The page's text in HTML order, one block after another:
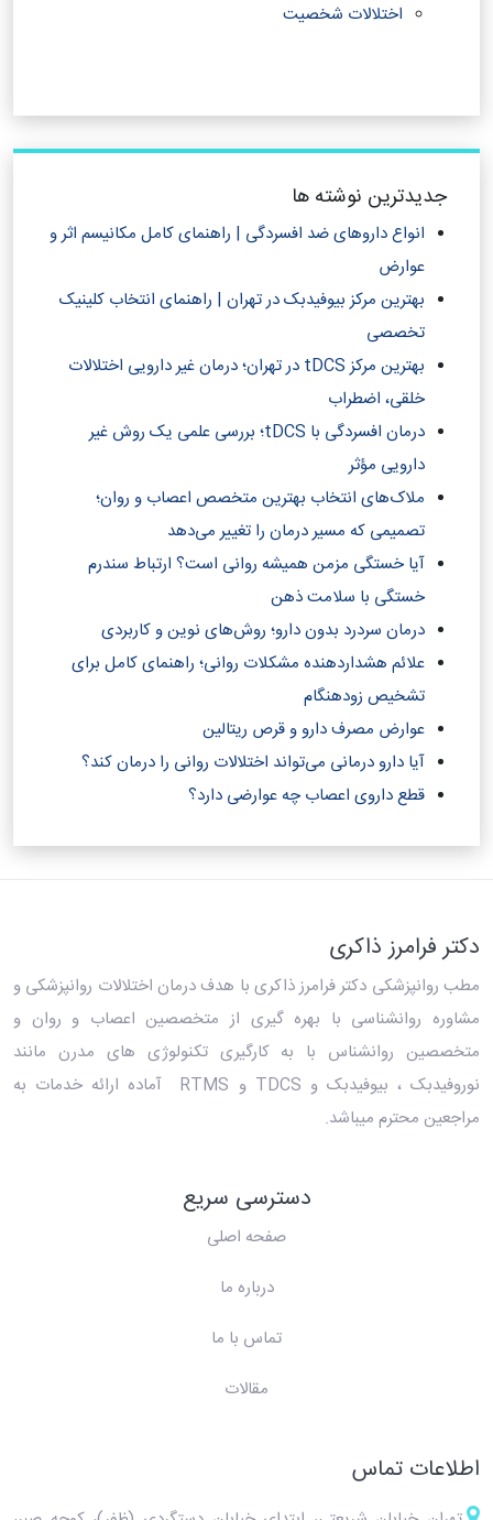
اختلالات شخصیت
جدیدترین نوشته ها
انواع داروهای ضد افسردگی | راهنمای کامل مکانیسم اثر و
عوارض
بهترین مرکز بیوفیدبک در تهران | راهنمای انتخاب کلینیک
تخصصی
بهترین مرکز tDCS در تهران؛ درمان غیر دارویی اختلالات
خلقی، اضطراب
درمان افسردگی با tDCS؛ بررسی علمی یک روش غیر
دارویی مؤثر
ملاک‌های انتخاب بهترین متخصص اعصاب و روان؛
تصمیمی که مسیر درمان را تغییر می‌دهد
آیا خستگی مزمن همیشه روانی است؟ ارتباط سندرم
خستگی با سلامت ذهن
درمان سردرد بدون دارو؛ روش‌های نوین و کاربردی
علائم هشداردهنده مشکلات روانی؛ راهنمای کامل برای
تشخیص زودهنگام
عوارض مصرف دارو و قرص ریتالین
آیا دارو درمانی می‌تواند اختلالات روانی را درمان کند؟‎
قطع داروی اعصاب چه عوارضی دارد؟
دکتر فرامرز ذاکری
مطب روانپزشکی دکتر فرامرز ذاکری با هدف درمان اختلالات روانپزشکی و
مشاوره روانشناسی با بهره گیری از متخصصین اعصاب و روان و
متخصصین روانشناس با به کارگیری تکنولوژی های مدرن مانند
نوروفیدبک ، بیوفیدبک و TDCS و RTMS آماده ارائه خدمات به
مراجعین محترم میباشد.
دسترسی سریع
صفحه اصلی
درباره ما
تماس با ما
مقالات
اطلاعات تماس